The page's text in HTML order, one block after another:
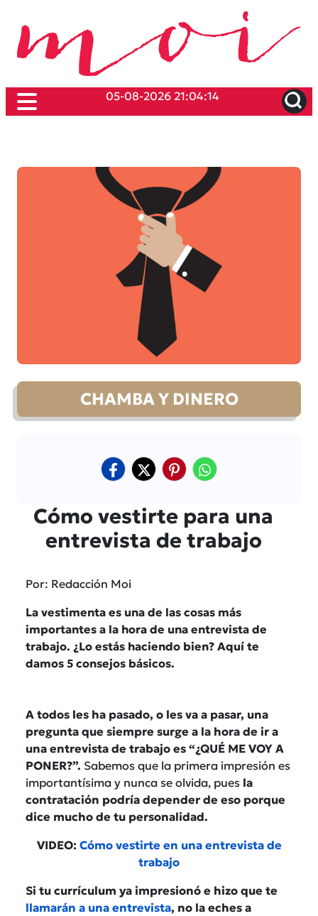
05-08-2026 21:04:14
CHAMBA Y DINERO
Cómo vestirte para una
entrevista de trabajo
Por: Redacción Moi
La vestimenta es una de las cosas más
importantes a la hora de una entrevista de
trabajo. ¿Lo estás haciendo bien? Aquí te
damos 5 consejos básicos.
A todos les ha pasado, o les va a pasar, una
pregunta que siempre surge a la hora de ir a
una entrevista de trabajo es “¿QUÉ ME VOY A
PONER?”. Sabemos que la primera impresión es
importantísima y nunca se olvida, pues la
contratación podría depender de eso porque
dice mucho de tu personalidad.
VIDEO: Cómo vestirte en una entrevista de
trabajo
Si tu currículum ya impresionó e hizo que te
llamarán a una entrevista, no la eches a